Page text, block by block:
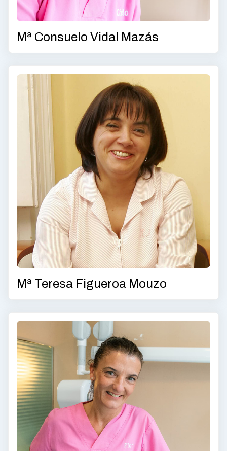
Mª Consuelo Vidal Mazás
Mª Teresa Figueroa Mouzo